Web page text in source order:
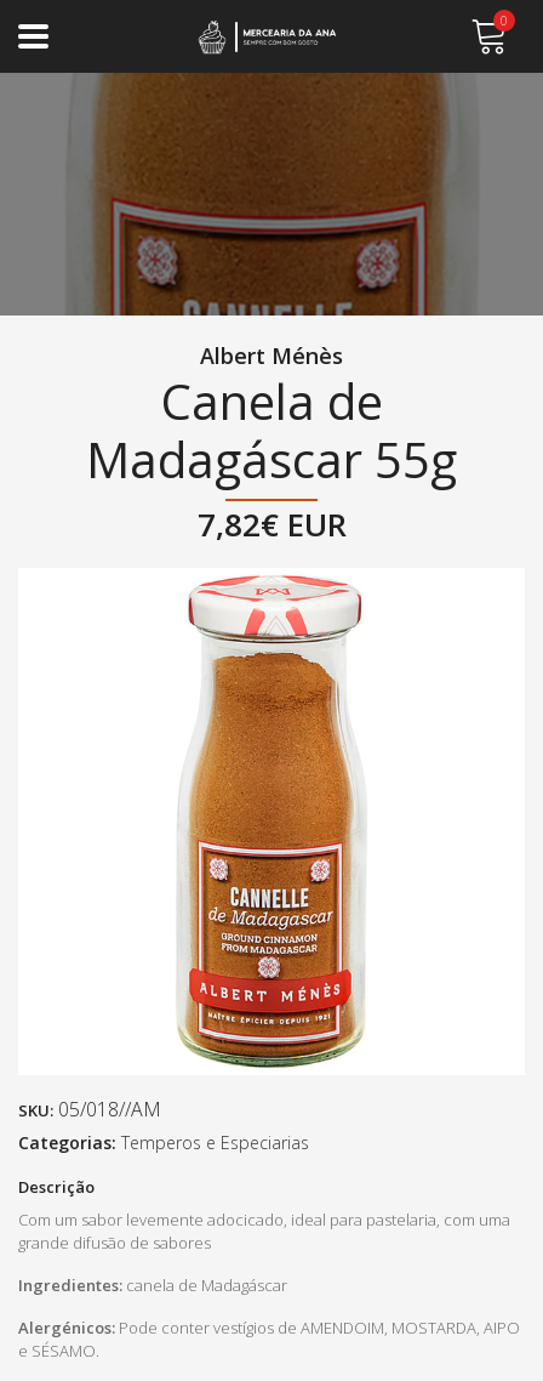
0
Albert Ménès
Canela de
Madagáscar 55g
7,82€ EUR
SKU: 05/018//AM
Categorias: Temperos e Especiarias
Descrição
Com um sabor levemente adocicado, ideal para pastelaria, com uma
grande difusão de sabores
Ingredientes: canela de Madagáscar
Alergénicos: Pode conter vestígios de AMENDOIM, MOSTARDA, AIPO
e SÉSAMO.